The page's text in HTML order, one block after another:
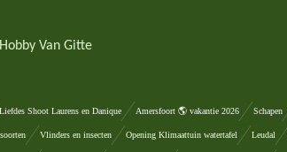
Van Gitte
Liefdes Shoot Laurens en Danique Amersfoort 🌎 vakantie 2026 Schapen
Vlinders en insecten Opening Klimaattuin watertafel Leudal